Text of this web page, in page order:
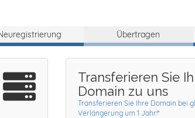
Übertragen
Transferieren Sie
Domain zu uns
Transferieren Sie Ihre Domain bei
Verlängerung um 1 Jahr!*